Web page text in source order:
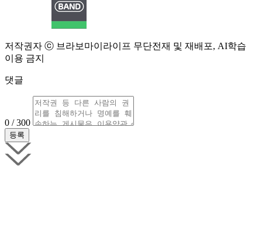
저작권자 ⓒ 브라보마이라이프 무단전재 및 재배포, AI학습
이용 금지
댓글
0 / 300